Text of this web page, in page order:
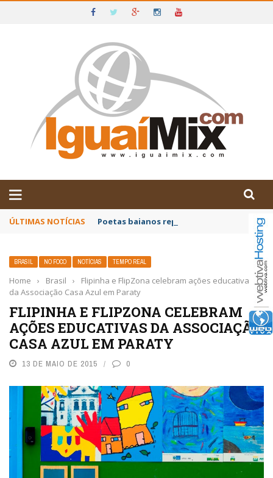
IGUAÍ E SUDOESTE DA BAHIA
ÚLTIMAS NOTÍCIAS Poetas baianos representam o Brasil no
BRASIL NO FOCO NOTÍCIAS TEMPO REAL
Home › Brasil ›
Flipinha e FlipZona celebram ações educativas
da Associação Casa Azul em Paraty
FLIPINHA E FLIPZONA CELEBRAM
AÇÕES EDUCATIVAS DA ASSOCIAÇÃO
CASA AZUL EM PARATY
13 DE MAIO DE 2015 0